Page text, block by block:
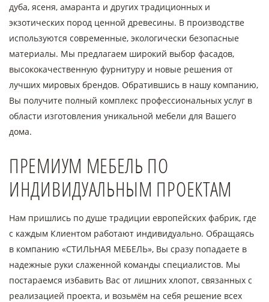
дуба, ясеня, амаранта и других традиционных и
экзотических пород ценной древесины. В производстве
используются современные, экологически безопасные
материалы. Мы предлагаем широкий выбор фасадов,
высококачественную фурнитуру и новые решения от
лучших мировых брендов. Обратившись в нашу компанию,
Вы получите полный комплекс профессиональных услуг в
области изготовления уникальной мебели для Вашего
дома.
ПРЕМИУМ МЕБЕЛЬ ПО
ИНДИВИДУАЛЬНЫМ ПРОЕКТАМ
Нам пришлись по душе традиции европейских фабрик, где
с каждым Клиентом работают индивидуально. Обращаясь
в компанию «СТИЛЬНАЯ МЕБЕЛЬ», Вы сразу попадаете в
надежные руки слаженной команды специалистов. Мы
постараемся избавить Вас от лишних хлопот, связанных с
реализацией проекта, и возьмём на себя решение всех